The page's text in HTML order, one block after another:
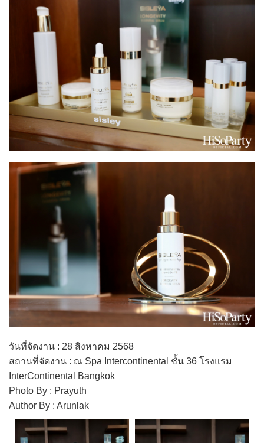
วันที่จัดงาน : 28 สิงหาคม 2568
สถานที่จัดงาน : ณ Spa Intercontinental ชั้น 36 โรงแรม
InterContinental Bangkok
Photo By : Prayuth
Author By : Arunlak